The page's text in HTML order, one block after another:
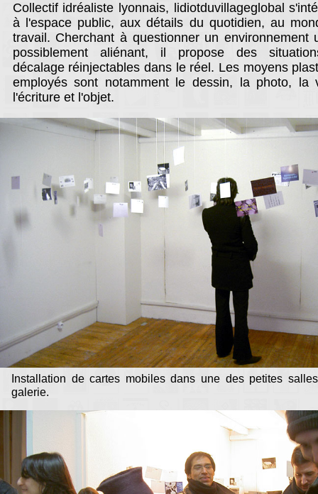
diffusion d'art actuel.
Laboratoire d'art polyvalent, il
accueille des artistes
émergents français et
internationaux qui ont le
souhait de décloisonner les
lieux de productions et de
François Cini accueille
nouvelle rencontre à
Collectif idréaliste lyonnais, lidiotduvillageglobal
à l'espace public, aux détails du quotidien, au
travail. Cherchant à questionner un environnement
possiblement aliénant, il propose des
décalage réinjectables dans le réel. Les moyens
employés sont notamment le dessin, la photo, la
l'écriture et l'objet.
Installation de cartes mobiles dans une des petites
galerie.